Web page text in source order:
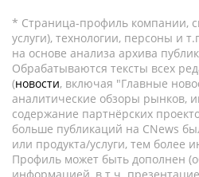
* Страница-профиль компании,
услуги), технологии, персоны и
на основе анализа архива
Обрабатываются тексты всех
(новости, включая "Главные
аналитические обзоры рынков,
содержание партнёрских
больше публикаций на CNews
или продукта/услуги, тем более
Профиль может быть дополнен